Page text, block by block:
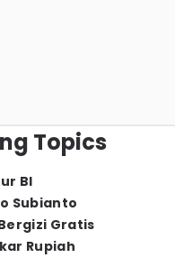
Topics
BI
Subianto
Gratis
Rupiah